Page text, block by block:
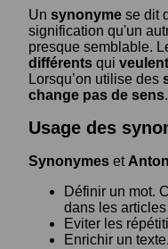
Un synonyme se dit
signification qu'un
presque semblable.
différents qui
Lorsqu’on utilise des
change pas de sens.
Usage des
Synonymes et
Définir un mot.
dans les
Eviter les
Enrichir un texte.